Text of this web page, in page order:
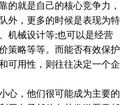
的就是自己的核心竞争力，
外，更多的时候是表现为特
机械设计等;也可以是经营
策略等等。而能否有效保护
可用性，则往往决定一个企
，他们很可能成为主要的